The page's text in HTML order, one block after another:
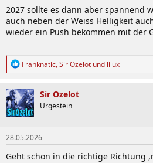
2027 sollte es dann aber spannend
auch neben der Weiss Helligkeit
wieder ein Push bekommen mit der
R
k
t
i
o
n
e
n
:
Franknatic, Sir Ozelot und lilux
Sir Ozelot
Urgestein
28.05.2026
Geht schon in die richtige Richtung